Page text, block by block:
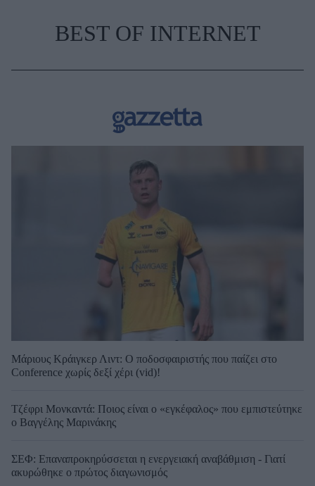
BEST OF INTERNET
Μάριους Κράιγκερ Λιντ: Ο ποδοσφαιριστής που παίζει στο
Conference χωρίς δεξί χέρι (vid)!
Τζέφρι Μονκαντά: Ποιος είναι ο «εγκέφαλος» που εμπιστεύτηκε
ο Βαγγέλης Μαρινάκης
ΣΕΦ: Επαναπροκηρύσσεται η ενεργειακή αναβάθμιση - Γιατί
ακυρώθηκε ο πρώτος διαγωνισμός